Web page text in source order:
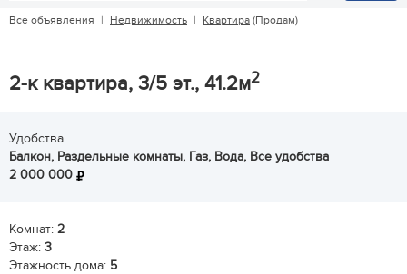
Все объявления | Недвижимость | Квартира (Продам)
2-к квартира, 3/5 эт., 41.2м2
Удобства
Балкон, Раздельные комнаты, Газ, Вода, Все удобства
2 000 000
Комнат: 2
Этаж: 3
Этажность дома: 5